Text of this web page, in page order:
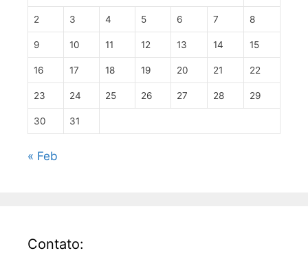
2 3 4 5 6 7 8
9 10 11 12 13 14 15
16 17 18 19 20 21 22
23 24 25 26 27 28 29
30 31
« Feb
Contato: